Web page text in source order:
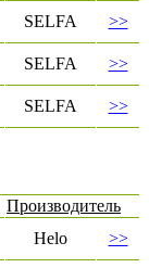
SELFA
>>
SELFA
>>
SELFA >>
Производитель
Helo
>>